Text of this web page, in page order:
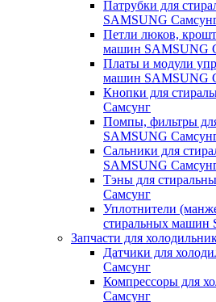
Патрубки для
SAMSUNG
Петли люков,
машин SAMSUNG
Платы и модули
машин SAMSUNG
Кнопки для
Самсунг
Помпы, фильтры
SAMSUNG
Сальники для
SAMSUNG
Тэны для
Самсунг
Уплотнители
стиральных машин
Запчасти для
Датчики для
Самсунг
Компрессоры для
Самсунг